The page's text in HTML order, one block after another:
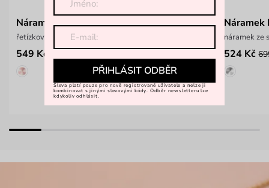
Náramek Gleam Silver
řetízkový náramek s motivem lístků
549 Kč
Náramek
náramek ze
524 Kč
PŘIHLÁSIT ODBĚR
Sleva platí pouze pro nově registrované uživatele a nelze ji
kombinovat s jinými slevovými kódy. Odběr newsletteru lze
kdykoliv odhlásit.